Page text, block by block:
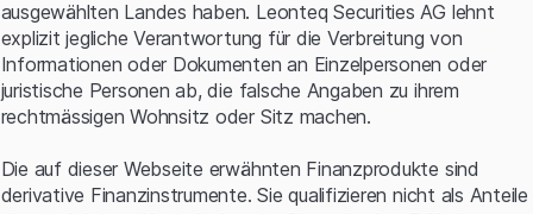
bestimmten Börsengradmesser spiegelverkehrt. Mitunter
wirkt bei der inversen Partizipation sogar ein Hebel.
Beispielsweise verteuert sich ein Short-ETF mit Faktor 2
um 2%, sobald der zugrunde liegende Markt um 1%
nachgibt. Diese Wechselwirkung gilt für gewöhnlich auf
Global Inverse 2.0 Index aus neun passiven Fonds
zusammen (siehe Tabelle). Hinter diesen ETFs verbirgt
ausgewählten Landes haben. Leonteq Securities AG lehnt
explizit jegliche Verantwortung für die Verbreitung von
Informationen oder Dokumenten an Einzelpersonen oder
juristische Personen ab, die falsche Angaben zu ihrem
rechtmässigen Wohnsitz oder Sitz machen.
Die auf dieser Webseite erwähnten Finanzprodukte sind
derivative Finanzinstrumente. Sie qualifizieren nicht als Anteile